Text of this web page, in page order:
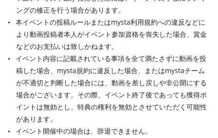
ングの修正を行う場合があります。
本イベントの投稿ルールまたはmysta利用規約への違反などに
より動画投稿者本人がイベント参加資格を喪失した場合、賞金
などのお支払いは致しかねます。
イベント内容に記載されている事項を全て満たさずに動画を投
稿した場合、mysta規約に違反した場合、またはmystaチーム
が不適切と判断した場合には、動画を差し戻しや非公開にする
場合がございます。その際、イベント終了後であっても獲得ポ
イントは無効とし、特典の権利を無効とさせていただく可能性
があります。
イベント開催中の場合は、辞退できません。